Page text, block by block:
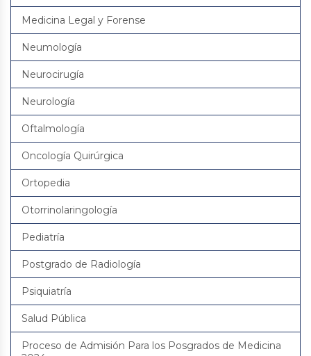
Medicina Legal y Forense
Neumología
Neurocirugía
Neurología
Oftalmología
Oncología Quirúrgica
Ortopedia
Otorrinolaringología
Pediatría
Postgrado de Radiología
Psiquiatría
Salud Pública
Proceso de Admisión Para los Posgrados de Medicina